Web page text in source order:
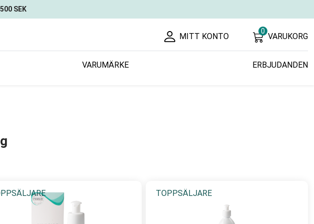
SEK
MITT KONTO
0
VARUKORG
VARUMÄRKE ERBJUDANDEN
TOPPSÄLJARE